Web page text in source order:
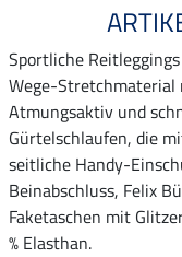
Sportliche
Wege-Stretchmaterial
Atmungsaktiv und
Gürtelschlaufen, die
seitliche Handy-
Beinabschluss, Felix
Faketaschen mit
% Elasthan.